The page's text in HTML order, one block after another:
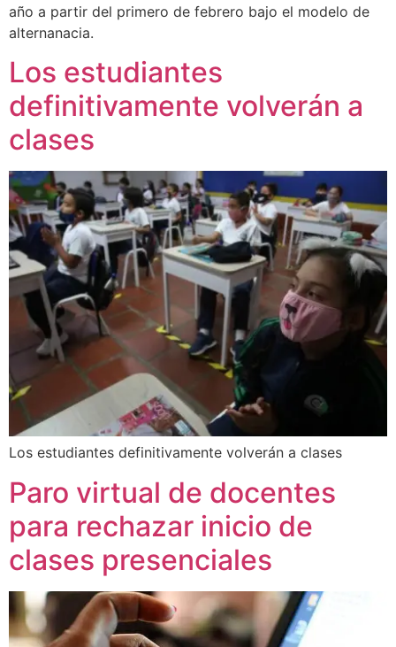
año a partir del primero de febrero bajo el modelo de
alternanacia.
Los estudiantes
definitivamente volverán a
clases
Los estudiantes definitivamente volverán a clases
Paro virtual de docentes
para rechazar inicio de
clases presenciales